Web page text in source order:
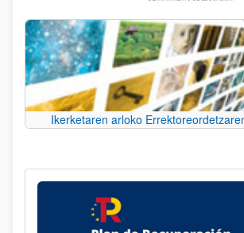
Ikerketaren arloko